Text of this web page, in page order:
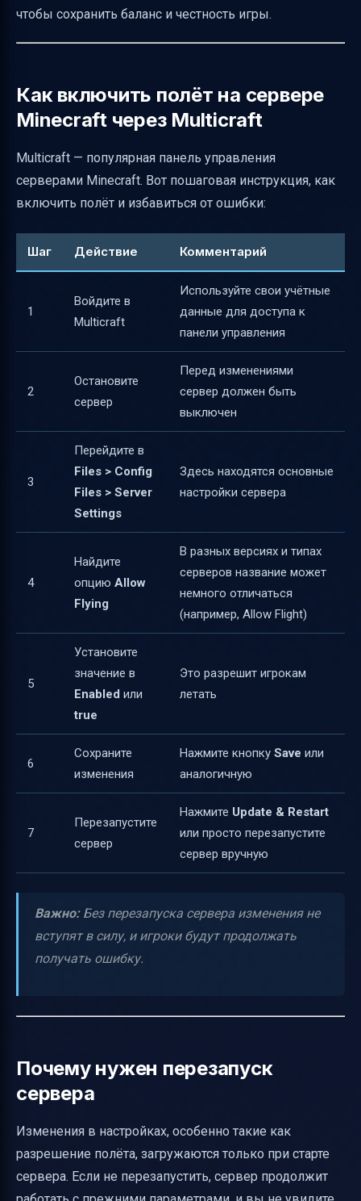
Полезные ссылки
чтобы сохранить баланс и честность игры.
Как включить полёт на сервере
Minecraft через Multicraft
Multicraft — популярная панель управления
серверами Minecraft. Вот пошаговая инструкция, как
включить полёт и избавиться от ошибки:
Шаг Действие Комментарий
1
Войдите в
Multicraft
Используйте свои учётные
данные для доступа к
панели управления
2
Остановите
сервер
Перед изменениями
сервер должен быть
выключен
3
Перейдите в
Files > Config
Files > Server
Settings
Здесь находятся основные
настройки сервера
4
Найдите
опцию Allow
Flying
В разных версиях и типах
серверов название может
немного отличаться
(например, Allow Flight)
5
Установите
значение в
Enabled или
true
Это разрешит игрокам
летать
6
Сохраните
изменения
Нажмите кнопку Save или
аналогичную
7
Перезапустите
сервер
Нажмите Update & Restart
или просто перезапустите
сервер вручную
Важно:Без перезапуска сервера изменения не
вступят в силу, и игроки будут продолжать
получать ошибку.
Почему нужен перезапуск
сервера
Изменения в настройках, особенно такие как
разрешение полёта, загружаются только при старте
сервера. Если не перезапустить, сервер продолжит